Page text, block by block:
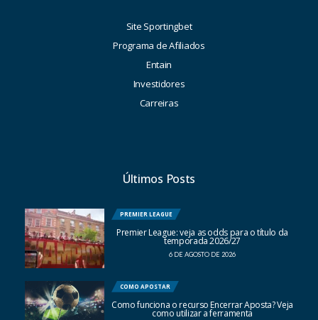
Site Sportingbet
Programa de Afiliados
Entain
Investidores
Carreiras
Últimos Posts
PREMIER LEAGUE
Premier League: veja as odds para o título da
temporada 2026/27
6 DE AGOSTO DE 2026
COMO APOSTAR
Como funciona o recurso Encerrar Aposta? Veja
como utilizar a ferramenta